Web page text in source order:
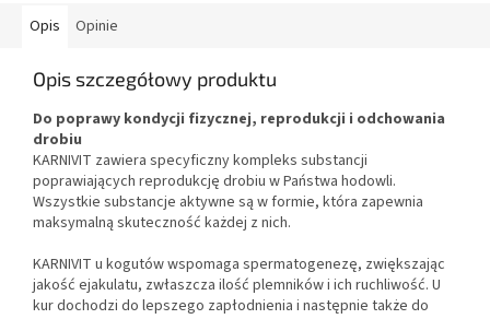
Opis Opinie
Opis szczegółowy produktu
Do poprawy kondycji fizycznej, reprodukcji i odchowania
drobiu
KARNIVIT zawiera specyficzny kompleks substancji
poprawiających reprodukcję drobiu w Państwa hodowli.
Wszystkie substancje aktywne są w formie, która zapewnia
maksymalną skuteczność każdej z nich.
KARNIVIT u kogutów wspomaga spermatogenezę, zwiększając
jakość ejakulatu, zwłaszcza ilość plemników i ich ruchliwość. U
kur dochodzi do lepszego zapłodnienia i następnie także do